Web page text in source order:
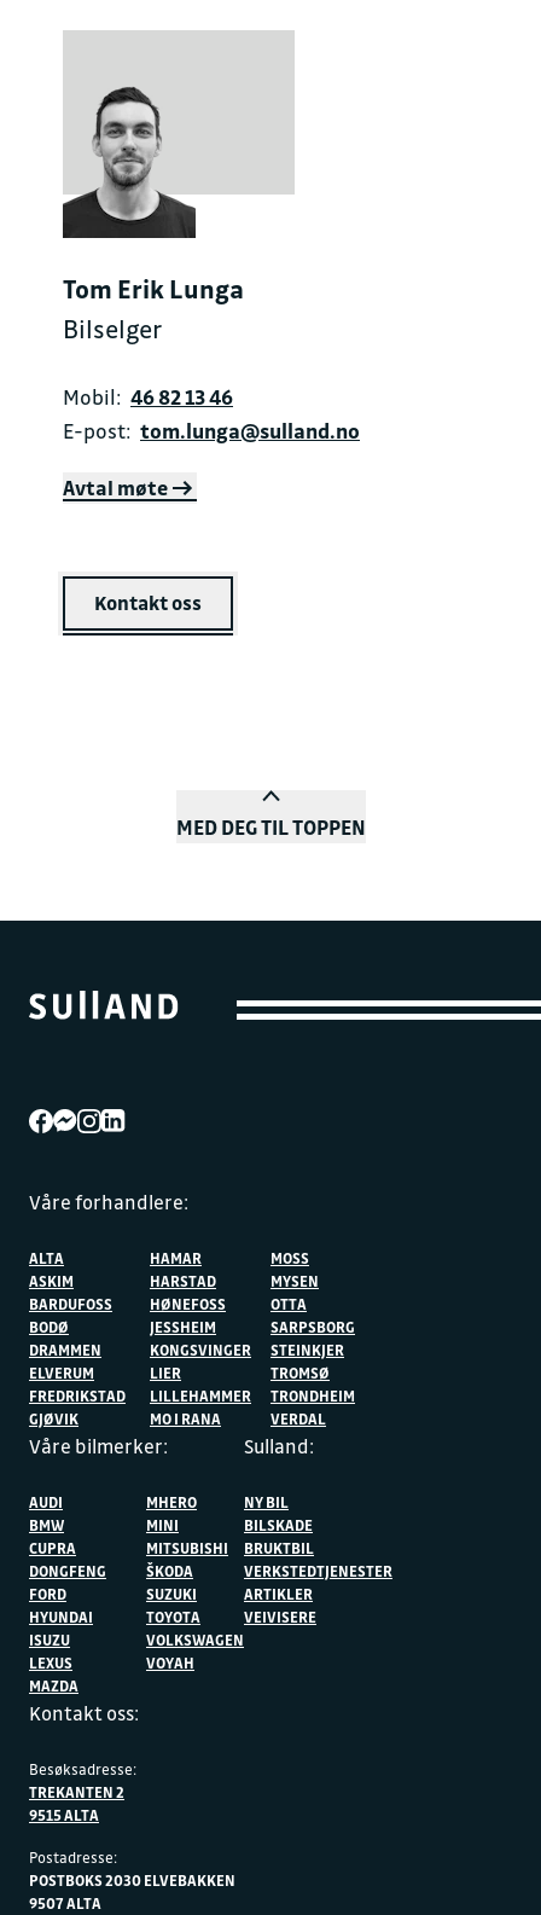
Tom Erik Lunga
Bilselger
Mobil: 46 82 13 46
E-post: tom.lunga@sulland.no
Avtal møte
Kontakt oss
MED DEG TIL TOPPEN
Våre forhandlere:
ALTA
ASKIM
BARDUFOSS
BODØ
DRAMMEN
ELVERUM
FREDRIKSTAD
GJØVIK
HAMAR
HARSTAD
HØNEFOSS
JESSHEIM
KONGSVINGER
LIER
LILLEHAMMER
MO I RANA
MOSS
MYSEN
OTTA
SARPSBORG
STEINKJER
TROMSØ
TRONDHEIM
VERDAL
Våre bilmerker:
AUDI
BMW
CUPRA
DONGFENG
FORD
HYUNDAI
ISUZU
LEXUS
MAZDA
MHERO
MINI
MITSUBISHI
ŠKODA
SUZUKI
TOYOTA
VOLKSWAGEN
VOYAH
Sulland:
NY BIL
BILSKADE
BRUKTBIL
VERKSTEDTJENESTER
ARTIKLER
VEIVISERE
Kontakt oss:
Besøksadresse:
TREKANTEN 2
9515 ALTA
Postadresse:
POSTBOKS 2030 ELVEBAKKEN
9507 ALTA